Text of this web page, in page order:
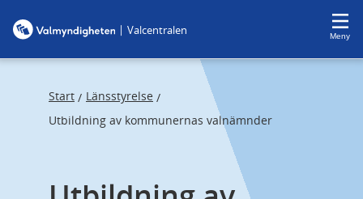
| Valcentralen Meny
Start / Länsstyrelse /
Utbildning av kommunernas valnämnder
c
c